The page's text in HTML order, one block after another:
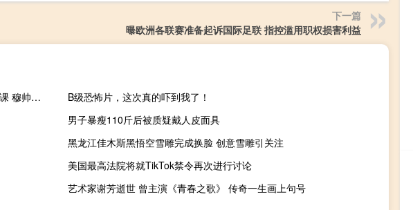
下一篇
曝欧洲各联赛准备起诉国际足联 指控滥用职权损害利益
足坛一夜动态：曼联欧联3连平！切尔西热刺获胜 曼奇尼官宣下课 穆帅被罚上看台
B级恐怖片，这次真的吓到我了！
男子暴瘦110斤后被质疑戴人皮面具
黑龙江佳木斯黑悟空雪雕完成换脸 创意雪雕引关注
美国最高法院将就TikTok禁令再次进行讨论
艺术家谢芳逝世 曾主演《青春之歌》 传奇一生画上句号